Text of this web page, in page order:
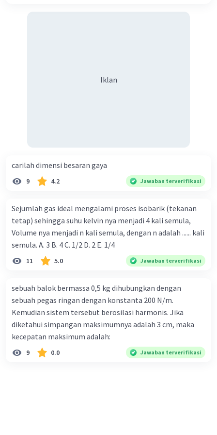
Iklan
carilah dimensi besaran gaya
9 4.2 Jawaban terverifikasi
Sejumlah gas ideal mengalami proses isobarik (tekanan
tetap) sehingga suhu kelvin nya menjadi 4 kali semula,
Volume nya menjadi n kali semula, dengan n adalah ...... kali
semula. A. 3 B. 4 C. 1/2 D. 2 E. 1/4
11 5.0 Jawaban terverifikasi
sebuah balok bermassa 0,5 kg dihubungkan dengan
sebuah pegas ringan dengan konstanta 200 N/m.
Kemudian sistem tersebut berosilasi harmonis. Jika
diketahui simpangan maksimumnya adalah 3 cm, maka
kecepatan maksimum adalah:
9 0.0 Jawaban terverifikasi